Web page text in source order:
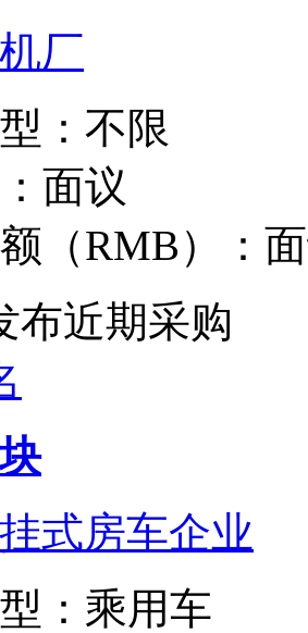
厂
： 不限
面议
（RMB）：
布近期采购
式房车企业
： 乘用车